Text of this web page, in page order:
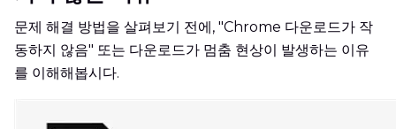
문제 해결 방법을 살펴보기 전에, "Chrome 다운로드가 작
동하지 않음" 또는 다운로드가 멈춤 현상이 발생하는 이유
를 이해해봅시다.